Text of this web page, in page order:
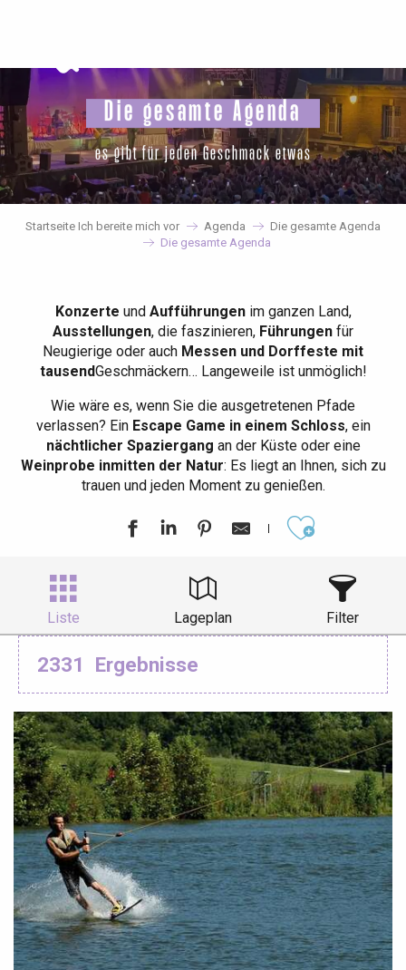
principal
Die gesamte Agenda
es gibt für jeden Geschmack etwas
Startseite Ich bereite mich vor Agenda
Die gesamte Agenda
Die gesamte Agenda
Konzerte und Aufführungenim ganzen Land,
Ausstellungen, die faszinieren, Führungen für
Neugierige oder auch Messen und Dorffeste mit
tausendGeschmäckern… Langeweile ist unmöglich!
Wie wäre es, wenn Sie die ausgetretenen Pfade
verlassen? EinEscape Game in einem Schloss, ein
nächtlicher Spaziergang an der Küste oder eine
Weinprobe inmitten der Natur: Es liegt an Ihnen, sich zu
trauen und jeden Moment zu genießen.
Liste Lageplan Filter
2331 Ergebnisse